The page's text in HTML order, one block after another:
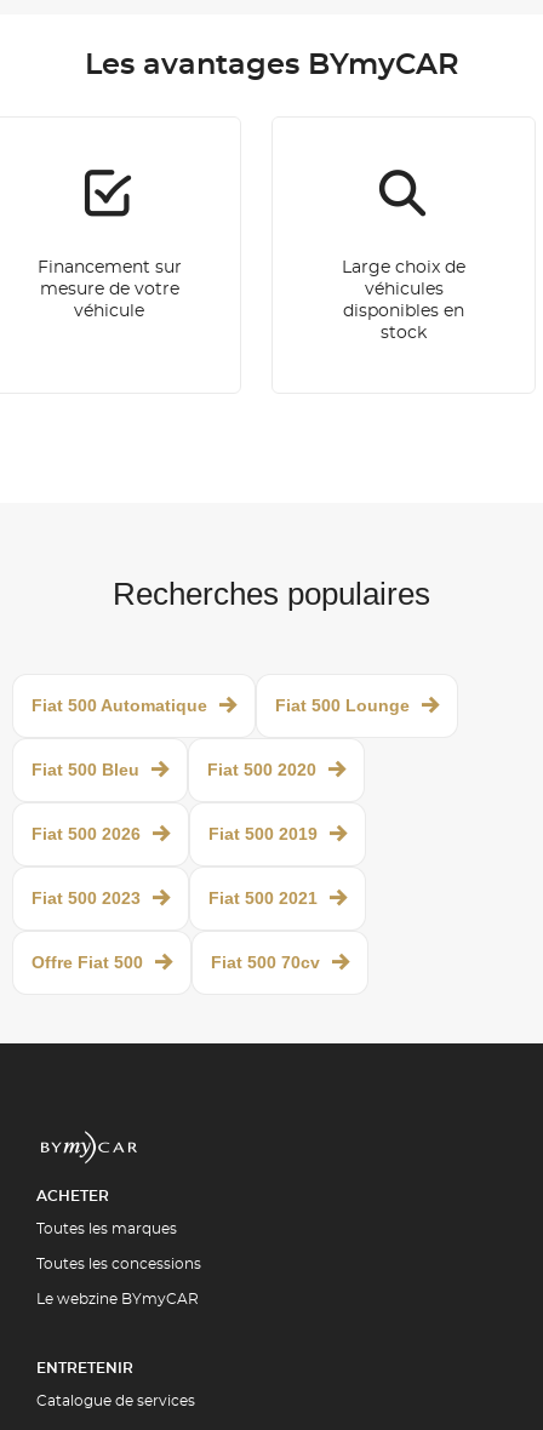
Les avantages BYmyCAR
Financement sur
mesure de votre
véhicule
Large choix de
véhicules
disponibles en
stock
Recherches populaires
Fiat 500 Automatique Fiat 500 Lounge
Fiat 500 Bleu Fiat 500 2020
Fiat 500 2026 Fiat 500 2019
Fiat 500 2023 Fiat 500 2021
Offre Fiat 500 Fiat 500 70cv
ACHETER
Toutes les marques
Toutes les concessions
Le webzine BYmyCAR
ENTRETENIR
Catalogue de services